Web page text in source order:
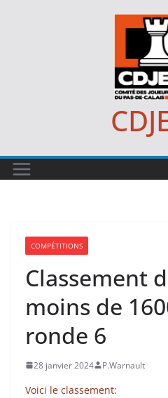
COMPÉTITIONS
Classement
moins de
ronde 6
28 janvier 2024 P.Warnault
Voici le classement: